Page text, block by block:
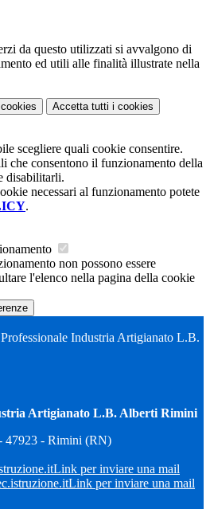
da questo utilizzati si avvalgono di
ed utili alle finalità illustrate nella
Accetta tutti i cookies
scegliere quali cookie consentire.
che consentono il funzionamento della
disabilitarli.
necessari al funzionamento potete
.
non possono essere
l'elenco nella pagina della cookie
Industria Artigianato L.B.
Artigianato L.B. Alberti Rimini
47923 - Rimini (RN)
Link per inviare una mail
Link per inviare una mail